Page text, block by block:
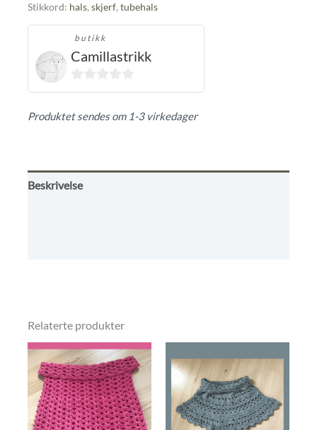
Stikkord: hals, skjerf, tubehals
butikk
Camillastrikk
0
Produktet sendes om 1-3 virkedager
Beskrivelse
Relaterte produkter